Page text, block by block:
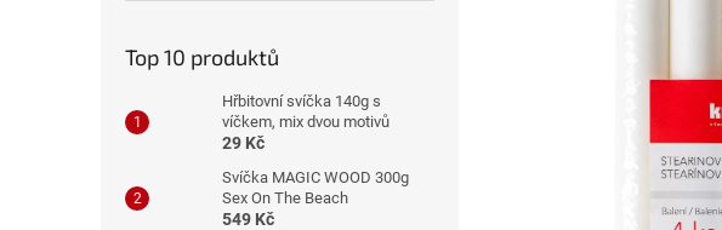
Top 10 produktů
Hřbitovní svíčka 140g s
víčkem, mix dvou motivů
29 Kč
Svíčka MAGIC WOOD 300g
Sex On The Beach
549 Kč